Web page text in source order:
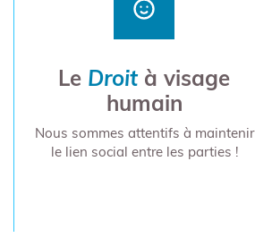
Le Droità visage
humain
Nous sommes attentifs à maintenir
le lien social entre les parties !